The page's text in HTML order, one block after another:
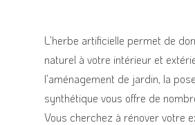
L’herbe artificielle permet de
naturel à votre intérieur et
l’aménagement de jardin, la
synthétique vous offre de
Vous cherchez à rénover votre